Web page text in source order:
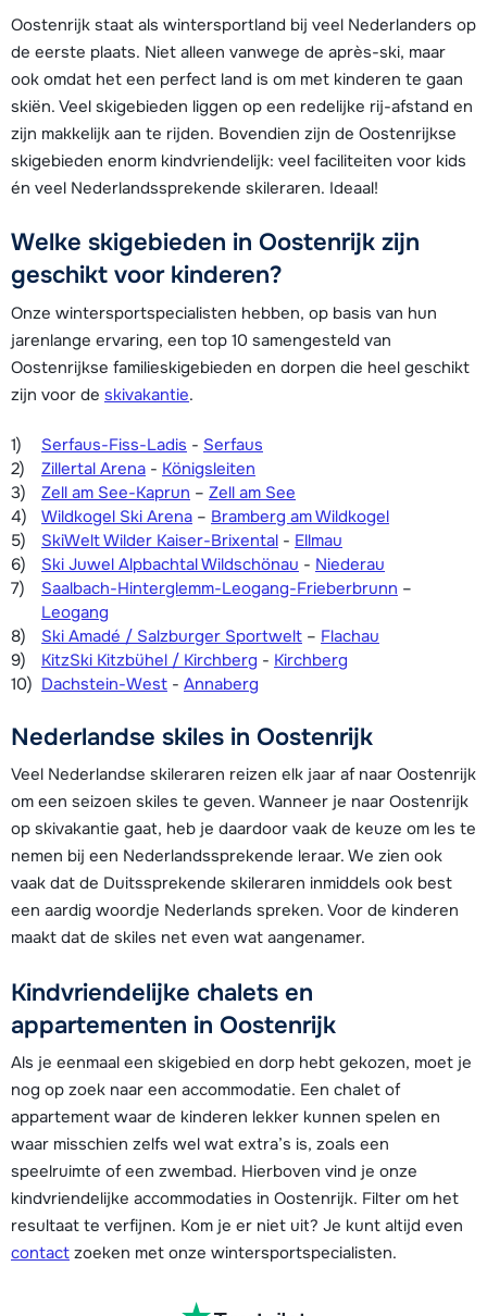
Oostenrijk staat als wintersportland bij veel Nederlanders op
de eerste plaats. Niet alleen vanwege de après-ski, maar
ook omdat het een perfect land is om met kinderen te gaan
skiën. Veel skigebieden liggen op een redelijke rij-afstand en
zijn makkelijk aan te rijden. Bovendien zijn de Oostenrijkse
skigebieden enorm kindvriendelijk: veel faciliteiten voor kids
én veel Nederlandssprekende skileraren. Ideaal!
Welke skigebieden in Oostenrijk zijn
geschikt voor kinderen?
Onze wintersportspecialisten hebben, op basis van hun
jarenlange ervaring, een top 10 samengesteld van
Oostenrijkse familieskigebieden en dorpen die heel geschikt
zijn voor de skivakantie.
Serfaus-Fiss-Ladis - Serfaus
Zillertal Arena - Königsleiten
Zell am See-Kaprun – Zell am See
Wildkogel Ski Arena – Bramberg am Wildkogel
SkiWelt Wilder Kaiser-Brixental - Ellmau
Ski Juwel Alpbachtal Wildschönau - Niederau
Saalbach-Hinterglemm-Leogang-Frieberbrunn –
Leogang
Ski Amadé / Salzburger Sportwelt – Flachau
KitzSki Kitzbühel / Kirchberg - Kirchberg
Dachstein-West - Annaberg
Nederlandse skiles in Oostenrijk
Veel Nederlandse skileraren reizen elk jaar af naar Oostenrijk
om een seizoen skiles te geven. Wanneer je naar Oostenrijk
op skivakantie gaat, heb je daardoor vaak de keuze om les te
nemen bij een Nederlandssprekende leraar. We zien ook
vaak dat de Duitssprekende skileraren inmiddels ook best
een aardig woordje Nederlands spreken. Voor de kinderen
maakt dat de skiles net even wat aangenamer.
Kindvriendelijke chalets en
appartementen in Oostenrijk
Als je eenmaal een skigebied en dorp hebt gekozen, moet je
nog op zoek naar een accommodatie. Een chalet of
appartement waar de kinderen lekker kunnen spelen en
waar misschien zelfs wel wat extra’s is, zoals een
speelruimte of een zwembad. Hierboven vind je onze
kindvriendelijke accommodaties in Oostenrijk. Filter om het
resultaat te verfijnen. Kom je er niet uit? Je kunt altijd even
contact zoeken met onze wintersportspecialisten.